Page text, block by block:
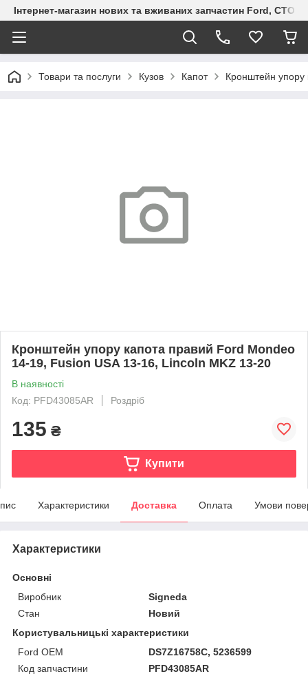
Інтернет-магазин нових та вживаних запчастин Ford, СТО
Товари та послуги Кузов Капот Кронштейн
Кронштейн упору капота правий Ford Mondeo
14-19, Fusion USA 13-16, Lincoln MKZ 13-20
В наявності
Код: PFD43085AR
Роздріб
135 ₴
Купити
Характеристики Доставка Оплата Умови
Характеристики
Основні
Виробник
Signeda
Стан
Новий
Користувальницькі характеристики
Ford OEM
DS7Z16758C, 5236599
Код запчастини
PFD43085AR